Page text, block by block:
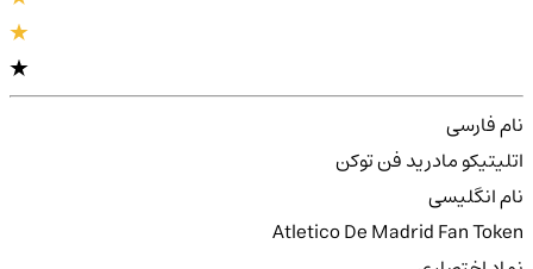
نام فارسی
اتلیتیکو مادرید فن توکن
نام انگلیسی
Atletico De Madrid Fan Token